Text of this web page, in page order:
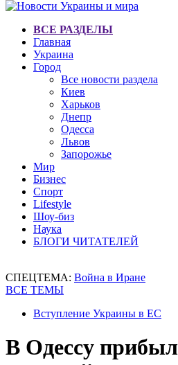
ВСЕ РАЗДЕЛЫ
Главная
Украина
Город
Все новости раздела
Киев
Харьков
Днепр
Одесса
Львов
Запорожье
Мир
Бизнес
Спорт
Lifestyle
Шоу-биз
Наука
БЛОГИ ЧИТАТЕЛЕЙ
СПЕЦТЕМА: Война в Иране
ВСЕ ТЕМЫ
Вступление Украины в ЕС
В Одессу